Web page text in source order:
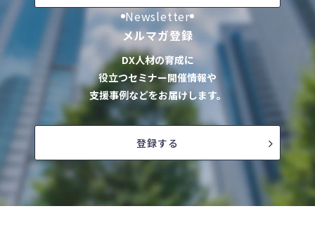
Newsletter
メルマガ登録
DX人材の育成に
役立つセミナー開催情報や
支援事例などをお届けします。
登録する